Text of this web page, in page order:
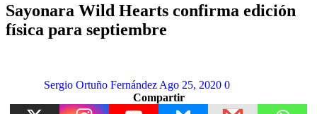
Sayonara Wild Hearts confirma edición
física para septiembre
Sergio Ortuño Fernández Ago 25, 2020 0
Compartir